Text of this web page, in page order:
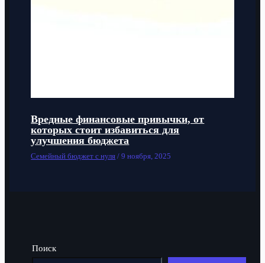
Вредные финансовые привычки, от
которых стоит избавиться для
улучшения бюджета
Семейный бюджет с нуля /9 ноября, 2025
Поиск